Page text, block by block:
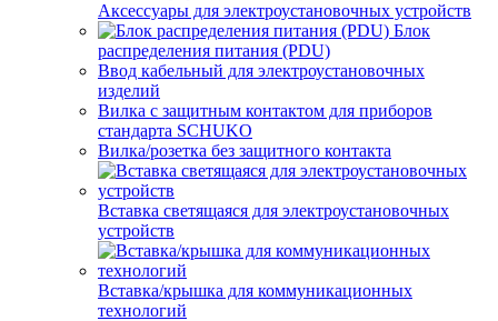
Аксессуары для электроустановочных устройств
Блок
распределения питания (PDU)
Ввод кабельный для электроустановочных
изделий
Вилка с защитным контактом для приборов
стандарта SCHUKO
Вилка/розетка без защитного контакта
Вставка светящаяся для электроустановочных
устройств
Вставка/крышка для коммуникационных
технологий